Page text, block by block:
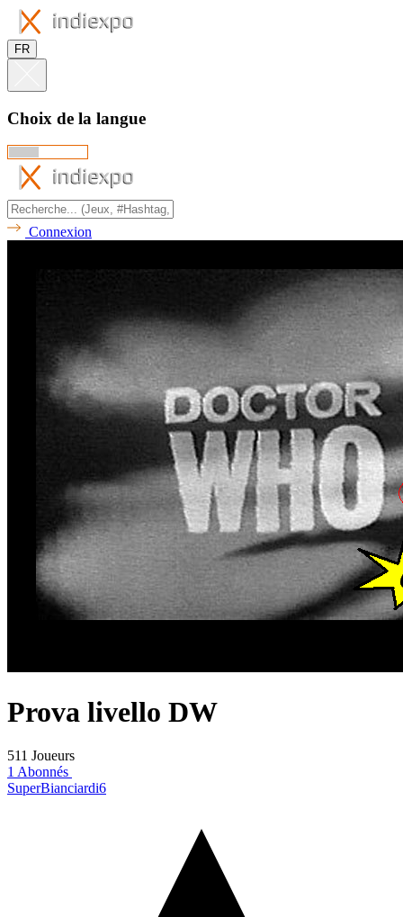
FR
Choix de la langue
Connexion
Prova livello DW
511 Joueurs
1 Abonnés
SuperBianciardi6